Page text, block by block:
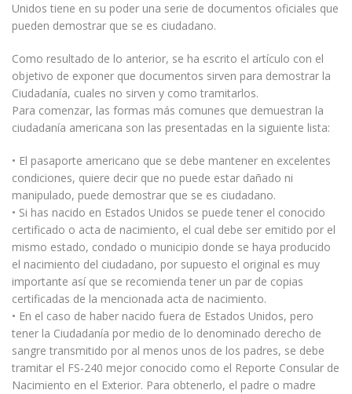
Unidos tiene en su poder una serie de documentos oficiales que
pueden demostrar que se es ciudadano.
Como resultado de lo anterior, se ha escrito el artículo con el
objetivo de exponer que documentos sirven para demostrar la
Ciudadanía, cuales no sirven y como tramitarlos.
Para comenzar, las formas más comunes que demuestran la
ciudadanía americana son las presentadas en la siguiente lista:
• El pasaporte americano que se debe mantener en excelentes
condiciones, quiere decir que no puede estar dañado ni
manipulado, puede demostrar que se es ciudadano.
• Si has nacido en Estados Unidos se puede tener el conocido
certificado o acta de nacimiento, el cual debe ser emitido por el
mismo estado, condado o municipio donde se haya producido
el nacimiento del ciudadano, por supuesto el original es muy
importante así que se recomienda tener un par de copias
certificadas de la mencionada acta de nacimiento.
• En el caso de haber nacido fuera de Estados Unidos, pero
tener la Ciudadanía por medio de lo denominado derecho de
sangre transmitido por al menos unos de los padres, se debe
tramitar el FS-240 mejor conocido como el Reporte Consular de
Nacimiento en el Exterior. Para obtenerlo, el padre o madre